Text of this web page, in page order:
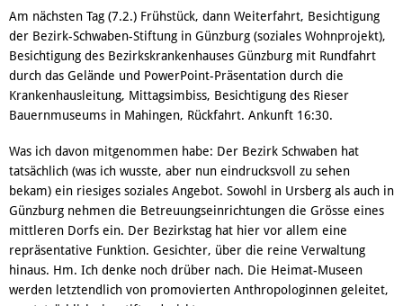
Am nächsten Tag (7.2.) Frühstück, dann Weiterfahrt, Besichtigung
der Bezirk-Schwaben-Stiftung in Günzburg (soziales Wohnprojekt),
Besichtigung des Bezirkskrankenhauses Günzburg mit Rundfahrt
durch das Gelände und PowerPoint-Präsentation durch die
Krankenhausleitung, Mittagsimbiss, Besichtigung des Rieser
Bauernmuseums in Mahingen, Rückfahrt. Ankunft 16:30.
Was ich davon mitgenommen habe: Der Bezirk Schwaben hat
tatsächlich (was ich wusste, aber nun eindrucksvoll zu sehen
bekam) ein riesiges soziales Angebot. Sowohl in Ursberg als auch in
Günzburg nehmen die Betreuungseinrichtungen die Grösse eines
mittleren Dorfs ein. Der Bezirkstag hat hier vor allem eine
repräsentative Funktion. Gesichter, über die reine Verwaltung
hinaus. Hm. Ich denke noch drüber nach. Die Heimat-Museen
werden letztendlich von promovierten Anthropologinnen geleitet,